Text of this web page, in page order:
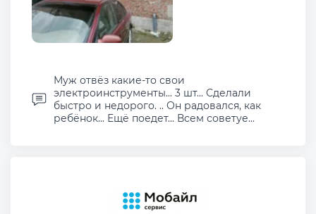
Муж отвёз какие-то свои
электроинструменты... 3 шт... Сделали
быстро и недорого. .. Он радовался, как
ребёнок... Ещё поедет... Всем советуе...